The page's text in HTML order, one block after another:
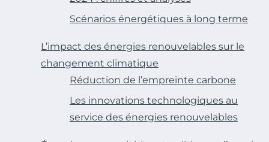
Scénarios énergétiques à long terme
L’impact des énergies renouvelables sur le
changement climatique
Réduction de l’empreinte carbone
Les innovations technologiques au
service des énergies renouvelables